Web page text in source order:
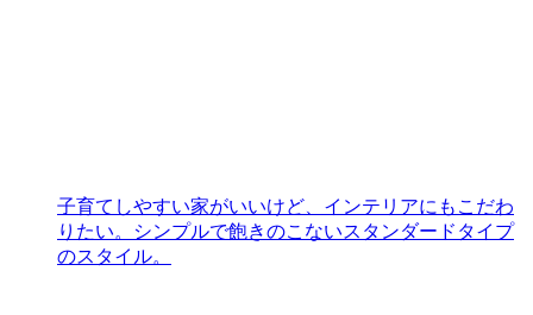
子育てしやすい家がいいけど、インテリアにもこだわ
りたい。シンプルで飽きのこないスタンダードタイプ
のスタイル。